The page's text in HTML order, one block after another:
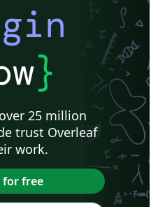
}
25 million
trust Overleaf
work.
for free